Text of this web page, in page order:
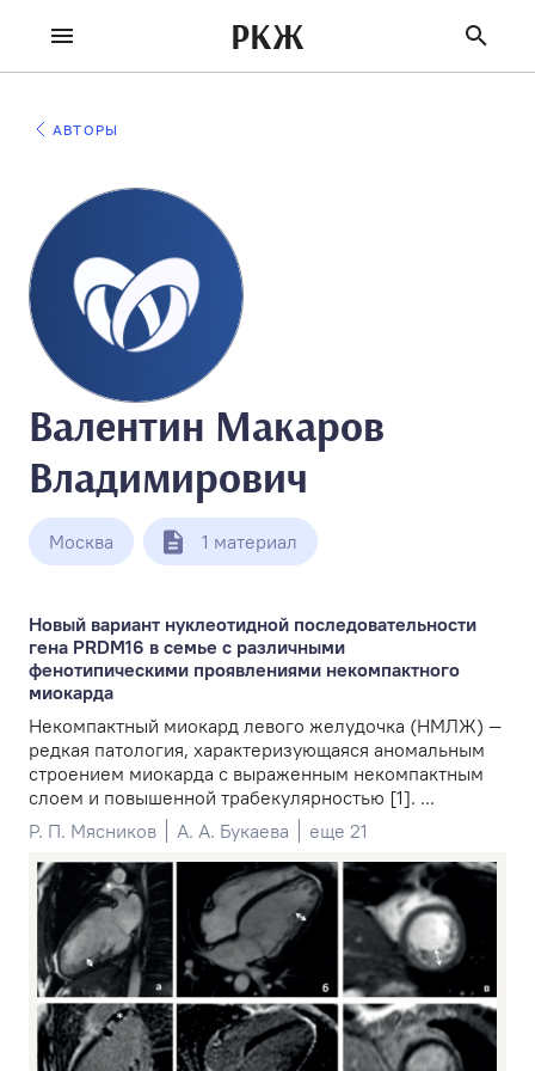
РКЖ
АВТОРЫ
Валентин Макаров
Владимирович
Москва 1 материал
Новый вариант нуклеотидной последовательности
гена PRDM16 в семье с различными
фенотипическими проявлениями некомпактного
миокарда
Некомпактный миокард левого желудочка (НМЛЖ) —
редкая патология, характеризующаяся аномальным
строением миокарда с выраженным некомпактным
слоем и повышенной трабекулярностью [1]. ...
Р. П. Мясников
А. А. Букаева еще 21